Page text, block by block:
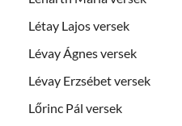
Létay Lajos versek
Lévay Ágnes versek
Lévay Erzsébet versek
Lőrinc Pál versek